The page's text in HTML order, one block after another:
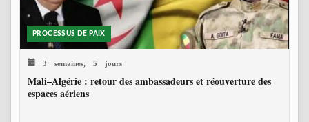
PROCESSUS DE PAIX
3 semaines, 5 jours
Mali–Algérie : retour des ambassadeurs et réouverture des
espaces aériens